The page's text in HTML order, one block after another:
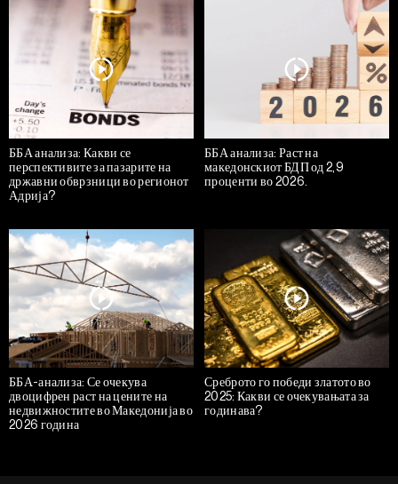
ББА анализа: Какви се
перспективите за пазарите на
државни обврзници во регионот
Адрија?
ББА анализа: Раст на
македонскиот БДП од 2,9
проценти во 2026.
ББА-анализа: Се очекува
двоцифрен раст на цените на
недвижностите во Македонија во
2026 година
Среброто го победи златото во
2025: Какви се очекувањата за
годинава?